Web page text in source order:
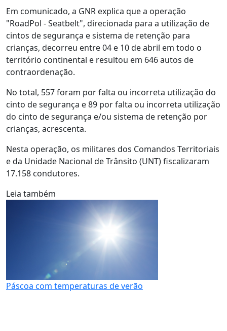
Em comunicado, a GNR explica que a operação
"RoadPol - Seatbelt", direcionada para a utilização de
cintos de segurança e sistema de retenção para
crianças, decorreu entre 04 e 10 de abril em todo o
território continental e resultou em 646 autos de
contraordenação.
No total, 557 foram por falta ou incorreta utilização do
cinto de segurança e 89 por falta ou incorreta utilização
do cinto de segurança e/ou sistema de retenção por
crianças, acrescenta.
Nesta operação, os militares dos Comandos Territoriais
e da Unidade Nacional de Trânsito (UNT) fiscalizaram
17.158 condutores.
Leia também
Páscoa com temperaturas de verão